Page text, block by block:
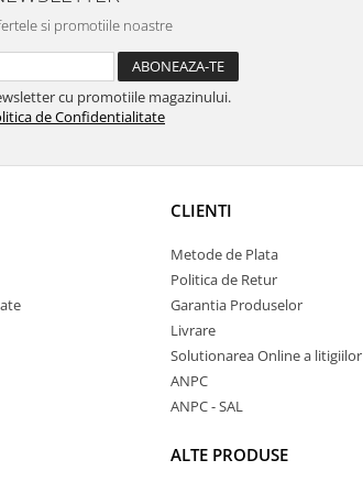
si promotiile noastre
cu promotiile magazinului.
de Confidentialitate
CLIENTI
Metode de Plata
Politica de Retur
Garantia Produselor
Livrare
Solutionarea Online a litigiilor
ANPC
ANPC - SAL
ALTE PRODUSE